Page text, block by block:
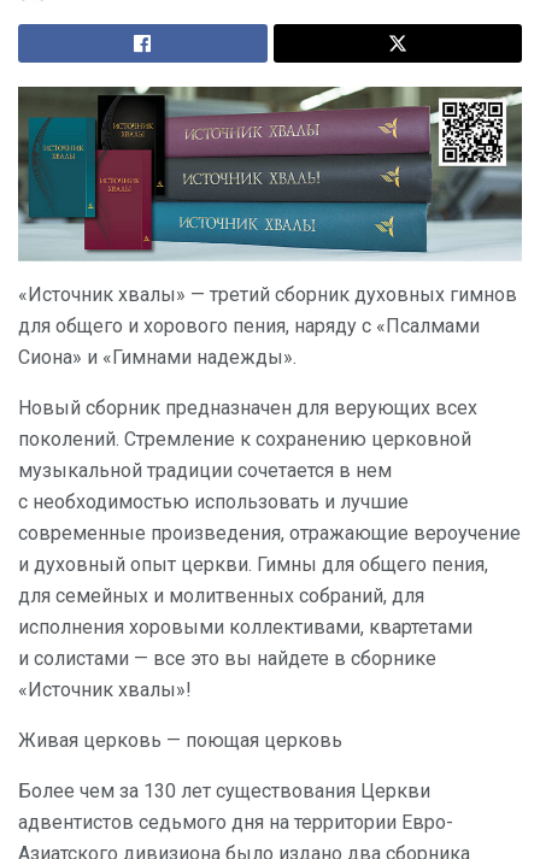
«Источник хвалы» — третий сборник духовных гимнов
для общего и хорового пения, наряду с «Псалмами
Сиона» и «Гимнами надежды».
Новый сборник предназначен для верующих всех
поколений. Стремление к сохранению церковной
музыкальной традиции сочетается в нем
с необходимостью использовать и лучшие
современные произведения, отражающие вероучение
и духовный опыт церкви. Гимны для общего пения,
для семейных и молитвенных собраний, для
исполнения хоровыми коллективами, квартетами
и солистами — все это вы найдете в сборнике
«Источник хвалы»!
Живая церковь — поющая церковь
Более чем за 130 лет существования Церкви
адвентистов седьмого дня на территории Евро-
Азиатского дивизиона было издано два сборника